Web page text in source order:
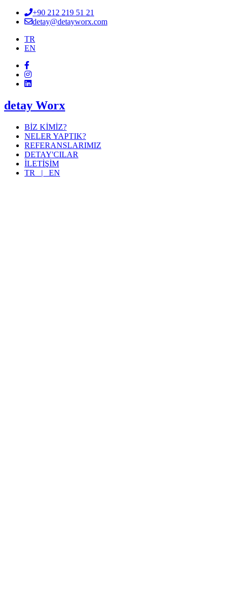
+90 212 219 51 21
detay@detayworx.com
TR
EN
detay Worx
BİZ KİMİZ?
NELER YAPTIK?
REFERANSLARIMIZ
DETAY'CILAR
İLETİŞİM
TR | EN